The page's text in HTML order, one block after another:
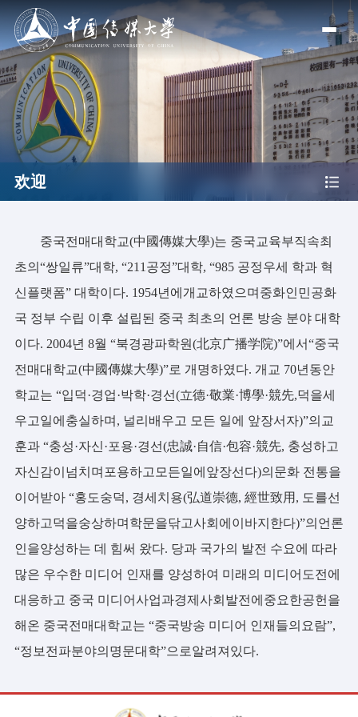
欢迎
중국전매대학교(中國傳媒大學)는 중국교육부직속최
초의“쌍일류”대학, “211공정”대학, “985 공정우세 학과 혁
신플랫폼” 대학이다. 1954년에개교하였으며중화인민공화
국 정부 수립 이후 설립된 중국 최초의 언론 방송 분야 대학
이다. 2004년 8월 “북경광파학원(北京广播学院)”에서“중국
전매대학교(中國傳媒大學)”로 개명하였다. 개교 70년동안
학교는 “입덕·경업·박학·경선(立德·敬業·博學·競先,덕을세
우고일에충실하며, 널리배우고 모든 일에 앞장서자)”의교
훈과 “충성·자신·포용·경선(忠誠·自信·包容·競先, 충성하고
자신감이넘치며포용하고모든일에앞장선다)의문화 전통을
이어받아 “홍도숭덕, 경세치용(弘道崇德, 經世致用, 도를선
양하고덕을숭상하며학문을닦고사회에이바지한다)”의언론
인을양성하는 데 힘써 왔다. 당과 국가의 발전 수요에 따라
많은 우수한 미디어 인재를 양성하여 미래의 미디어도전에
대응하고 중국 미디어사업과경제사회발전에중요한공헌을
해온 중국전매대학교는 “중국방송 미디어 인재들의요람”,
“정보전파분야의명문대학”으로알려져있다.